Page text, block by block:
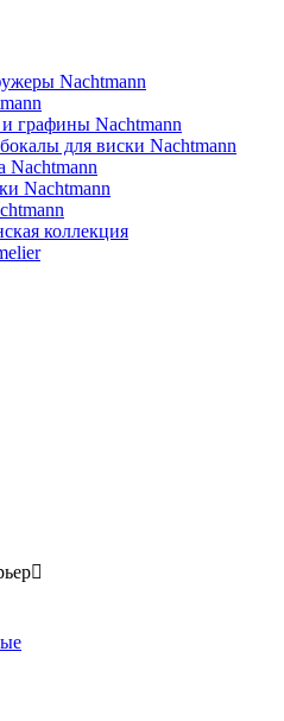
Nachtmann
графины Nachtmann
для виски Nachtmann
Nachtmann
Nachtmann
коллекция
